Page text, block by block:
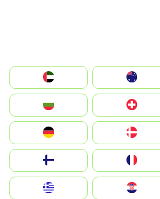
الإمارات العربية المتحدة
Switzerland
Deutschland
United Kingdom
Magyarország